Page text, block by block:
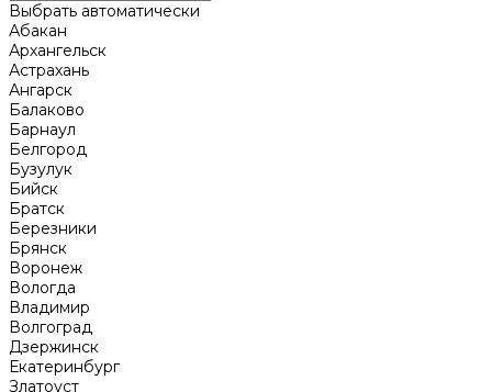
Выбрать автоматически
Абакан
Архангельск
Астрахань
Ангарск
Балаково
Барнаул
Белгород
Бузулук
Бийск
Братск
Березники
Брянск
Воронеж
Вологда
Владимир
Волгоград
Дзержинск
Екатеринбург
Златоуст